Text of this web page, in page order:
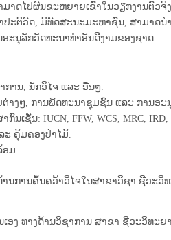
າດໄປຜັນຂະຫຍາຍເຂົ້າໃນວຽກງານຕົວຈິ
ະຕິວັດ, ມີທັດສະນະມະຫາຊົນ, ສາມາດນໍ
ະນຸລັກວັດທະນາທໍາອັນດີງາມຂອງຊາດ.
ານ, ນັກວິໄຈ ແລະ ອື່ນໆ.
າງໆ, ການພັດທະນາຊຸມຊົນ ແລະ ການອະ
ເຊັ່ນ: IUCN, FFW, WCS, MRC, IRD,
ຄຸ້ມຄອງປ່າໄມ້.
ມ.
ນການຄົ້ນຄວ້າວິໄຈໃນສາຂາວິຊາ ຊີວະ
ງ ທາງດ້ານວິຊາການ ສາຂາ ຊີວະວິທະຍ